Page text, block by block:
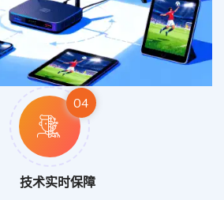
04
技术实时保障